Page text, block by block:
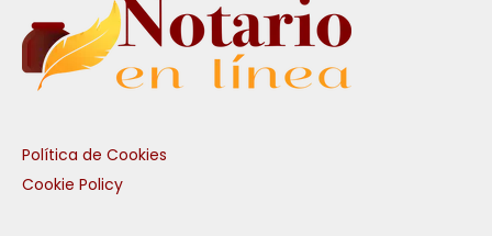
Política de Cookies
Cookie Policy